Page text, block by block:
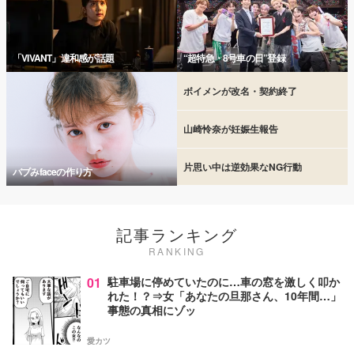
「VIVANT」違和感が話題 “超特急・8号車の日”登録
バブみfaceの作り方
ボイメンが改名・契約終了
山崎怜奈が妊娠生報告
片思い中は逆効果なNG行動
記事ランキング
RANKING
01 駐車場に停めていたのに…車の窓を激しく叩か
れた！？⇒女「あなたの旦那さん、10年間…」
事態の真相にゾッ
愛カツ